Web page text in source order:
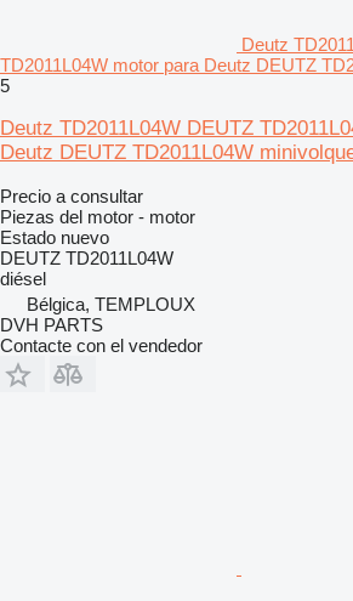
Deutz
TD2011L04W motor para Deutz DEUTZ
5
Deutz TD2011L04W DEUTZ
Deutz DEUTZ TD2011L04W
Precio a consultar
Piezas del motor - motor
Estado nuevo
DEUTZ TD2011L04W
diésel
Bélgica, TEMPLOUX
DVH PARTS
Contacte con el vendedor